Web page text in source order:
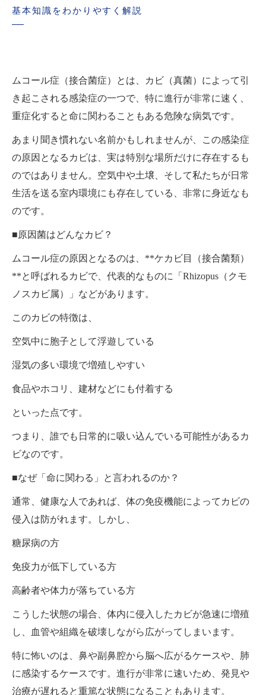
タイトル
基本知識をわかりやすく解説
ムコール症（接合菌症）とは、カビ（真菌）によって引
き起こされる感染症の一つで、特に進行が非常に速く、
重症化すると命に関わることもある危険な病気です。
あまり聞き慣れない名前かもしれませんが、この感染症
の原因となるカビは、実は特別な場所だけに存在するも
のではありません。空気中や土壌、そして私たちが日常
生活を送る室内環境にも存在している、非常に身近なも
のです。
■原因菌はどんなカビ？
ムコール症の原因となるのは、**ケカビ目（接合菌類）
**と呼ばれるカビで、代表的なものに「Rhizopus（クモ
ノスカビ属）」などがあります。
このカビの特徴は、
空気中に胞子として浮遊している
湿気の多い環境で増殖しやすい
食品やホコリ、建材などにも付着する
といった点です。
つまり、誰でも日常的に吸い込んでいる可能性があるカ
ビなのです。
■なぜ「命に関わる」と言われるのか？
通常、健康な人であれば、体の免疫機能によってカビの
侵入は防がれます。しかし、
糖尿病の方
免疫力が低下している方
高齢者や体力が落ちている方
こうした状態の場合、体内に侵入したカビが急速に増殖
し、血管や組織を破壊しながら広がってしまいます。
特に怖いのは、鼻や副鼻腔から脳へ広がるケースや、肺
に感染するケースです。進行が非常に速いため、発見や
治療が遅れると重篤な状態になることもあります。